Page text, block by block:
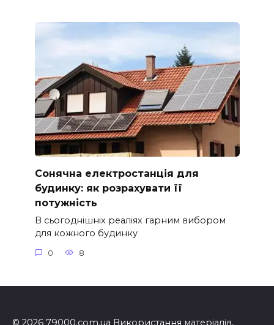
Сонячна електростанція для
будинку: як розрахувати її
потужність
В сьогоднішніх реаліях гарним вибором
для кожного будинку
0 8
© 2026 79000.com.ua Використання матеріалів,